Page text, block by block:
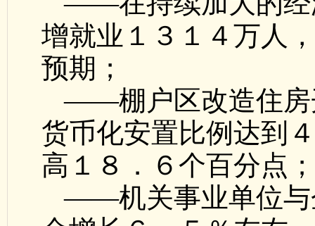
增就业１３１４万人
预期；
——棚户区改造住房
货币化安置比例达到
高１８．６个百分点；
——机关事业单位与